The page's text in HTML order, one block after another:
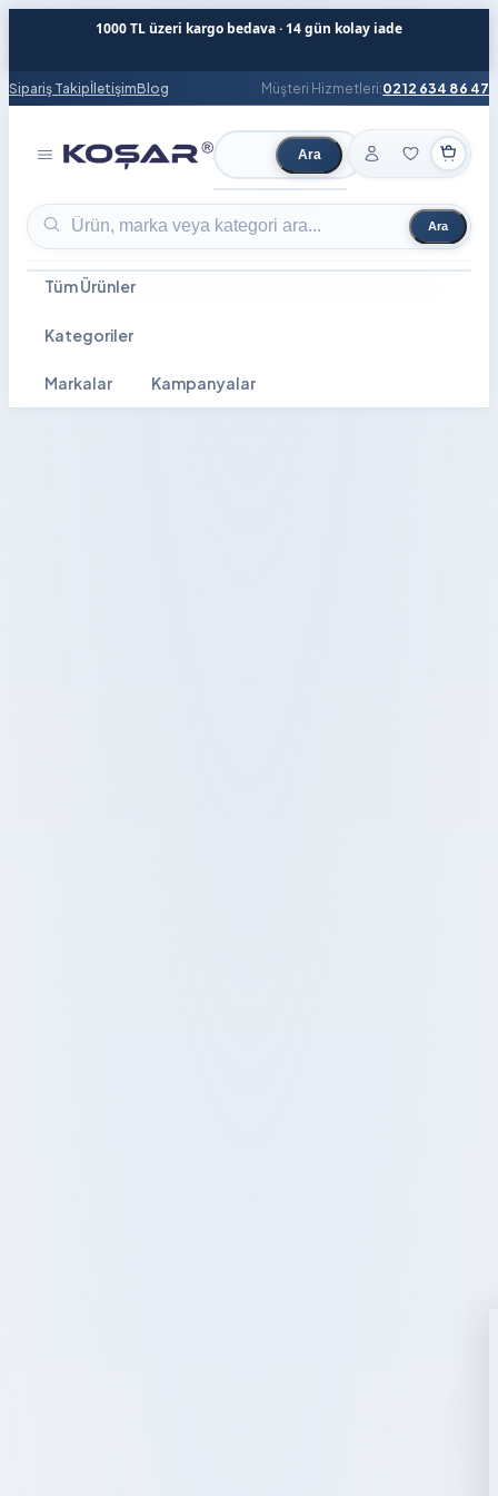
1000 TL üzeri kargo bedava · 14 gün kolay iade
Sipariş TakipİletişimBlog Müşteri Hizmetleri:0212 634 86 47
Ürün ara Ara
Ürün ara Ara
Tüm Ürünler
Kategoriler
Markalar Kampanyalar